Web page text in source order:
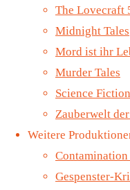
The Lovecraft
Midnight Tales
Mord ist ihr
Murder Tales
Science
Zauberwelt
Weitere
Contamination
Gespenster-
(VÖ.
Der